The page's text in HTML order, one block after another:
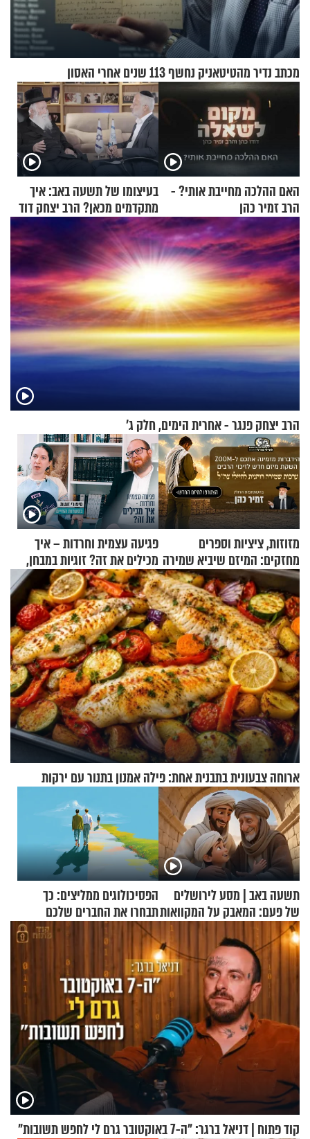
מכתב נדיר מהטיטאניק נחשף 113 שנים אחרי האסון
האם ההלכה מחייבת אותי? -
הרב זמיר כהן
בעיצומו של תשעה באב: איך
מתקדמים מכאן? הרב יצחק דוד
גרוסמן בשיחה מיוחדת
הרב יצחק פנגר - אחרית הימים, חלק ג’
מזוזות, ציציות וספרים
מחזקים: המיזם שיביא שמירה
רוחנית לאלפי חיילי צה"ל
פגיעה עצמית וחרדות – איך
מכילים את זה? זוגיות במבחן,
הפעם עם יהודית ואלתר כהן
ארוחה צבעונית בתבנית אחת: פילה אמנון בתנור עם ירקות
תשעה באב | מסע לירושלים
של פעם: המאבק על המקוואות
הפסיכולוגים ממליצים: כך
תבחרו את החברים שלכם
בחיים
קוד פתוח | דניאל ברגר: "ה-7 באוקטובר גרם לי לחפש תשובות"